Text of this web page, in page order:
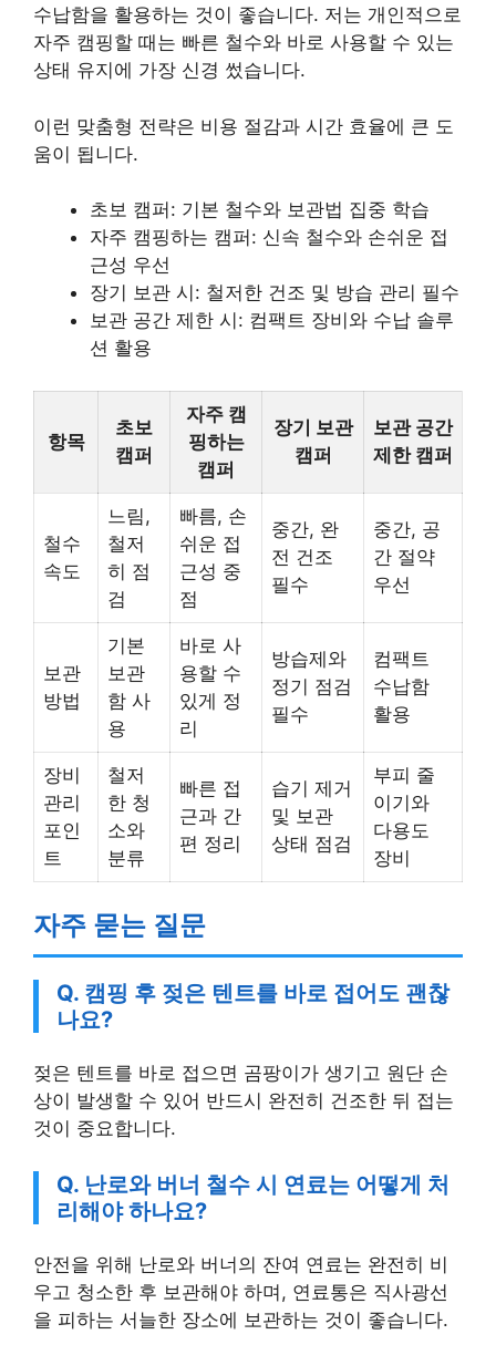
수납함을 활용하는 것이 좋습니다. 저는 개인적으로
자주 캠핑할 때는 빠른 철수와 바로 사용할 수 있는
상태 유지에 가장 신경 썼습니다.
이런 맞춤형 전략은 비용 절감과 시간 효율에 큰 도
움이 됩니다.
초보 캠퍼: 기본 철수와 보관법 집중 학습
자주 캠핑하는 캠퍼: 신속 철수와 손쉬운 접
근성 우선
장기 보관 시: 철저한 건조 및 방습 관리 필수
보관 공간 제한 시: 컴팩트 장비와 수납 솔루
션 활용
항목
초보
캠퍼
자주 캠
핑하는
캠퍼
장기 보관
캠퍼
보관 공간
제한 캠퍼
철수
속도
느림,
철저
히 점
검
빠름, 손
쉬운 접
근성 중
점
중간, 완
전 건조
필수
중간, 공
간 절약
우선
보관
방법
기본
보관
함 사
용
바로 사
용할 수
있게 정
리
방습제와
정기 점검
필수
컴팩트
수납함
활용
장비
관리
포인
트
철저
한 청
소와
분류
빠른 접
근과 간
편 정리
습기 제거
및 보관
상태 점검
부피 줄
이기와
다용도
장비
자주 묻는 질문
Q. 캠핑 후 젖은 텐트를 바로 접어도 괜찮
나요?
젖은 텐트를 바로 접으면 곰팡이가 생기고 원단 손
상이 발생할 수 있어 반드시 완전히 건조한 뒤 접는
것이 중요합니다.
Q. 난로와 버너 철수 시 연료는 어떻게 처
리해야 하나요?
안전을 위해 난로와 버너의 잔여 연료는 완전히 비
우고 청소한 후 보관해야 하며, 연료통은 직사광선
을 피하는 서늘한 장소에 보관하는 것이 좋습니다.